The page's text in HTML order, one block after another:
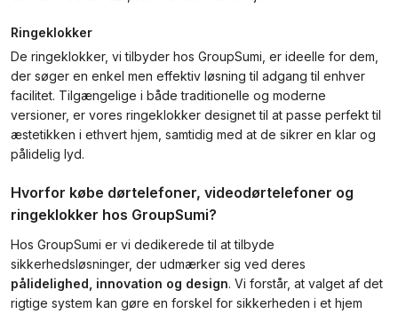
Ringeklokker
De ringeklokker, vi tilbyder hos GroupSumi, er ideelle for dem,
der søger en enkel men effektiv løsning til adgang til enhver
facilitet. Tilgængelige i både traditionelle og moderne
versioner, er vores ringeklokker designet til at passe perfekt til
æstetikken i ethvert hjem, samtidig med at de sikrer en klar og
pålidelig lyd.
Hvorfor købe dørtelefoner, videodørtelefoner og
ringeklokker hos GroupSumi?
Hos GroupSumi er vi dedikerede til at tilbyde
sikkerhedsløsninger, der udmærker sig ved deres
pålidelighed, innovation og design. Vi forstår, at valget af det
rigtige system kan gøre en forskel for sikkerheden i et hjem